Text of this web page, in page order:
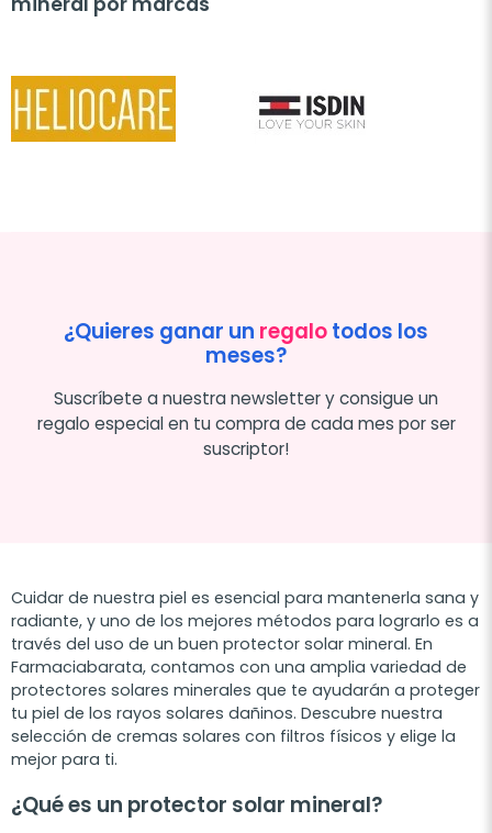
¿Quieres ganar un regalotodos los
meses?
Suscríbete a nuestra newsletter y consigue un
regalo especial en tu compra de cada mes por ser
suscriptor!
Cuidar de nuestra piel es esencial para mantenerla sana y
radiante, y uno de los mejores métodos para lograrlo es a
través del uso de un buen protector solar mineral. En
Farmaciabarata, contamos con una amplia variedad de
protectores solares minerales que te ayudarán a proteger
tu piel de los rayos solares dañinos. Descubre nuestra
selección de cremas solares con filtros físicos y elige la
mejor para ti.
¿Qué es un protector solar mineral?